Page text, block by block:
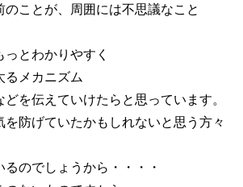
ことが、周囲には不思議なこと
とわかりやすく
るメカニズム
を伝えていけたらと思っています。
防げていたかもしれないと思う方々
るのでしょうから・・・・